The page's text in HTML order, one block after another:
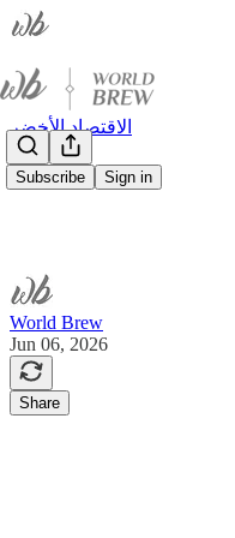
Subscribe Sign in
الاقتصاد الأخضر
World Brew
Jun 06, 2026
Share